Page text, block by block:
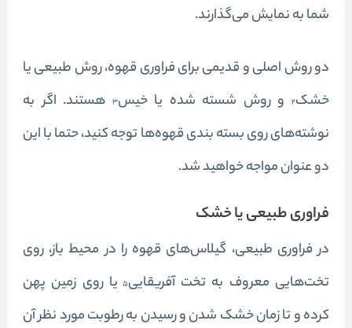
شما به نمایش می‌گذارند.
دو روش اصلی و قدیمی برای فراوری قهوه، روش طبیعی یا
خشک۲و روش شسته شده یا خیس۳ هستند. اگر به
نوشته‌های روی بسته بندی قهوه‌ها توجه کنید، حتما با این
دو عنوان مواجه خواهید شد.
فراوری طبیعی یا خشک
در فراوری طبیعی، گیلاس‌های قهوه را در محیط باز، روی
تخت‌هایی معروف به تخت آفریقایی۵ یا روی زمین پهن
کرده و تا زمان خشک شدن و رسیدن به رطوبت مورد نظر آن